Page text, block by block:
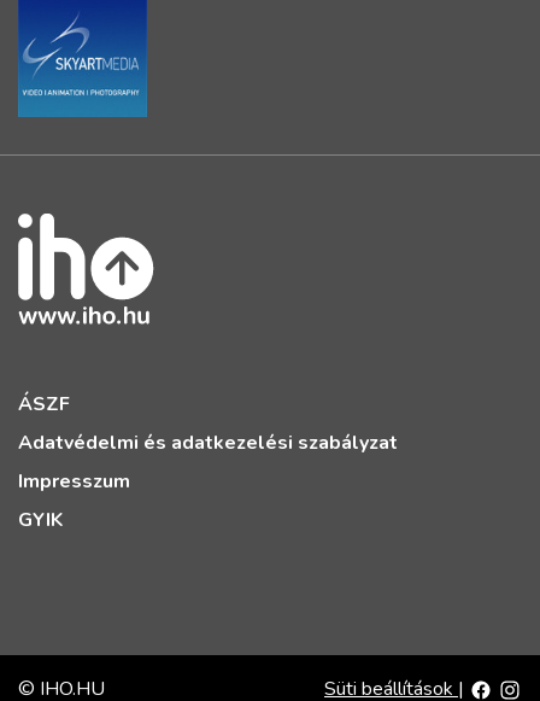
ÁSZF
Adatvédelmi és adatkezelési szabályzat
Impresszum
GYIK
© IHO.HU Süti beállítások |